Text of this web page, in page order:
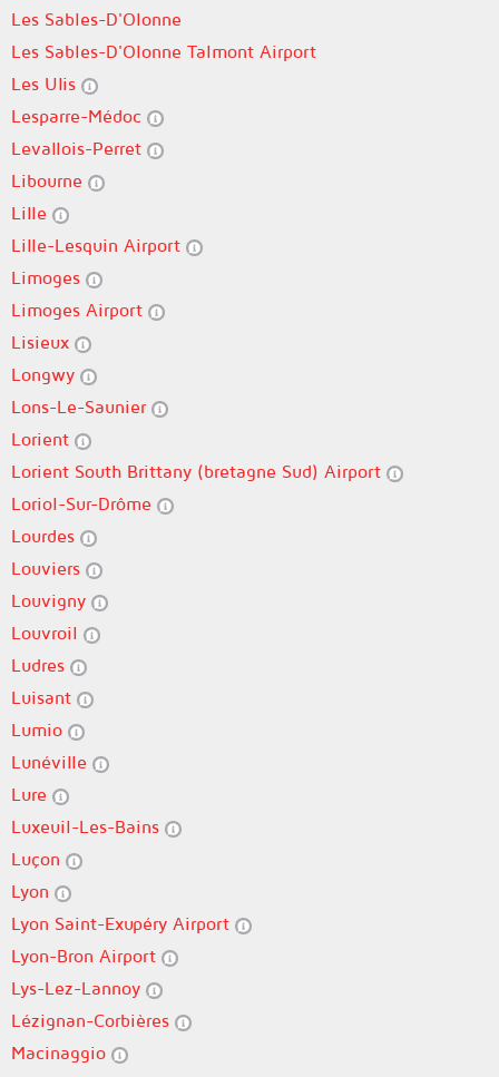
Les Sables-D'Olonne
Les Sables-D'Olonne Talmont Airport
Les Ulis
Lesparre-Médoc
Levallois-Perret
Libourne
Lille
Lille-Lesquin Airport
Limoges
Limoges Airport
Lisieux
Longwy
Lons-Le-Saunier
Lorient
Lorient South Brittany (bretagne Sud) Airport
Loriol-Sur-Drôme
Lourdes
Louviers
Louvigny
Louvroil
Ludres
Luisant
Lumio
Lunéville
Lure
Luxeuil-Les-Bains
Luçon
Lyon
Lyon Saint-Exupéry Airport
Lyon-Bron Airport
Lys-Lez-Lannoy
Lézignan-Corbières
Macinaggio